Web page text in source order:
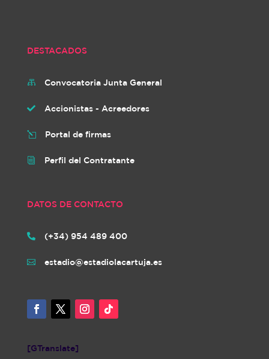
DESTACADOS
 Convocatoria Junta General
 Accionistas - Acreedores
l Portal de firmas
i Perfil del Contratante
DATOS DE CONTACTO
 (+34) 954 489 400
 estadio@estadiolacartuja.es
[GTranslate]